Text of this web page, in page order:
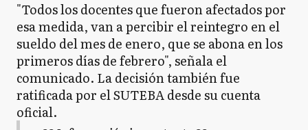
"Todos los docentes que fueron afectados por
esa medida, van a percibir el reintegro en el
sueldo del mes de enero, que se abona en los
primeros días de febrero", señala el
comunicado. La decisión también fue
ratificada por el SUTEBA desde su cuenta
oficial.